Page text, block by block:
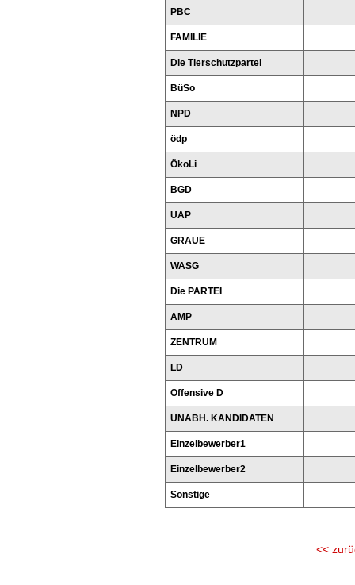
PBC
FAMILIE
Die Tierschutzpartei
BüSo
NPD
ödp
ÖkoLi
BGD
UAP
GRAUE
WASG
Die PARTEI
AMP
ZENTRUM
LD
Offensive D
UNABH. KANDIDATEN
Einzelbewerber1
Einzelbewerber2
Sonstige
<<